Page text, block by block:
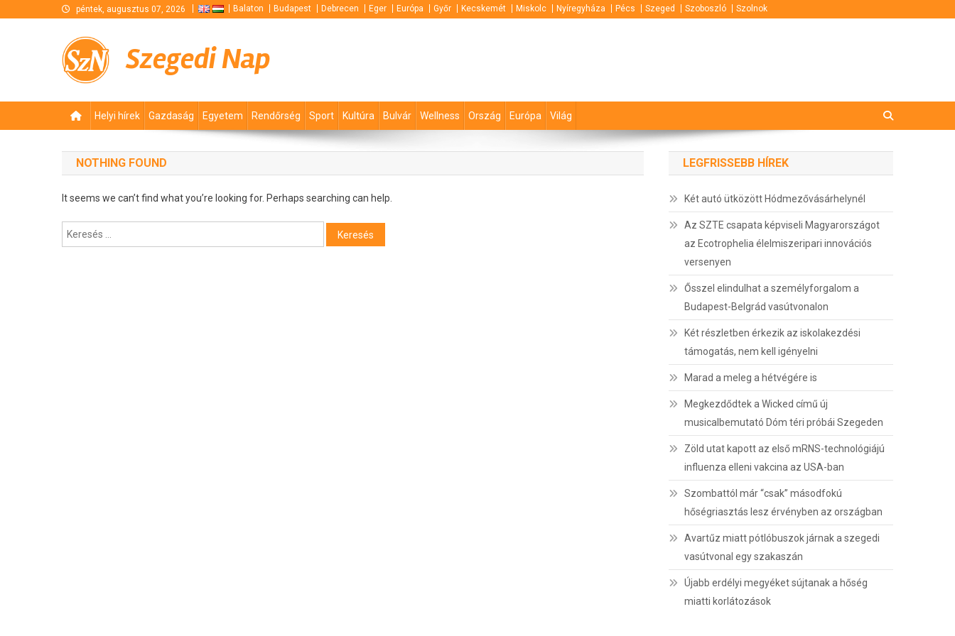
péntek, augusztus 07, 2026 Balaton Budapest Debrecen Eger Európa Győr Kecskemét Miskolc Nyíregyháza Pécs Szeged Szoboszló Szolnok
Szegedi Nap
Helyi hírek Gazdaság Egyetem Rendőrség Sport Kultúra Bulvár Wellness Ország Európa Világ
NOTHING FOUND
It seems we can’t find what you’re looking for. Perhaps searching can help.
Keresés:
LEGFRISSEBB HÍREK
Két autó ütközött Hódmezővásárhelynél
Az SZTE csapata képviseli Magyarországot
az Ecotrophelia élelmiszeripari innovációs
versenyen
Ősszel elindulhat a személyforgalom a
Budapest-Belgrád vasútvonalon
Két részletben érkezik az iskolakezdési
támogatás, nem kell igényelni
Marad a meleg a hétvégére is
Megkezdődtek a Wicked című új
musicalbemutató Dóm téri próbái Szegeden
Zöld utat kapott az első mRNS-technológiájú
influenza elleni vakcina az USA-ban
Szombattól már “csak” másodfokú
hőségriasztás lesz érvényben az országban
Avartűz miatt pótlóbuszok járnak a szegedi
vasútvonal egy szakaszán
Újabb erdélyi megyéket sújtanak a hőség
miatti korlátozások